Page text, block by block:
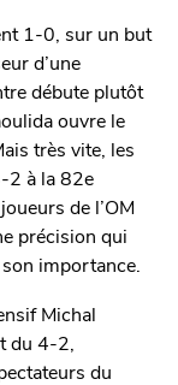
1-0, sur un but
d’une
débute plutôt
ouvre le
très vite, les
2 à la 82e
de l’OM
précision qui
importance.
Michal
du 4-2,
du